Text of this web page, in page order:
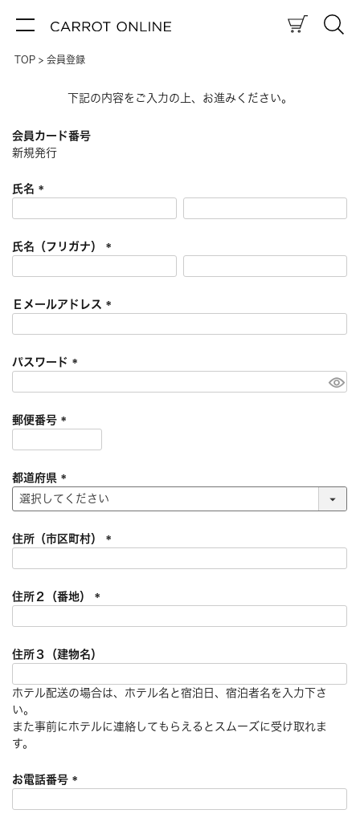
TOP 会員登録
下記の内容をご入力の上、お進みください。
会員カード番号
新規発行
氏名
須
氏名（フリガナ）
須
Ｅメールアドレス
パスワード
郵便番号
須
都道府県
(
須
)
住所（市区町村）
住所２（番地）
住所３（建物名）
ホテル配送の場合は、ホテル名と宿泊日、宿泊者名を入力下さ
い。
また事前にホテルに連絡してもらえるとスムーズに受け取れま
す。
お電話番号